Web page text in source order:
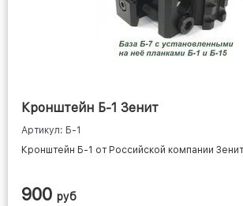
Кронштейн Б-1 Зенит
Артикул: Б-1
Кронштейн Б-1 от Российской компании
900 руб